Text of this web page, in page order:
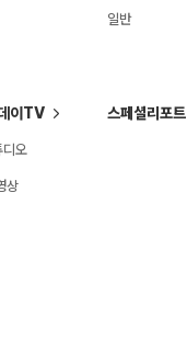
일반
이TV
오
상
스페셜리포트